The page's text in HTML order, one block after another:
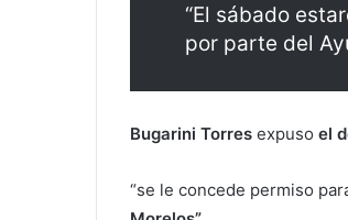
“El sábado
por parte del
Bugarini Torres expuso el
“se le concede permiso